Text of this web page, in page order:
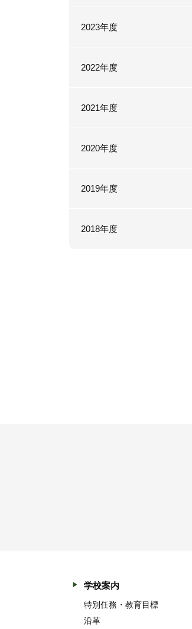
2023年度
2022年度
2021年度
2020年度
2019年度
2018年度
学校案内
特別任務・教育目標
沿革